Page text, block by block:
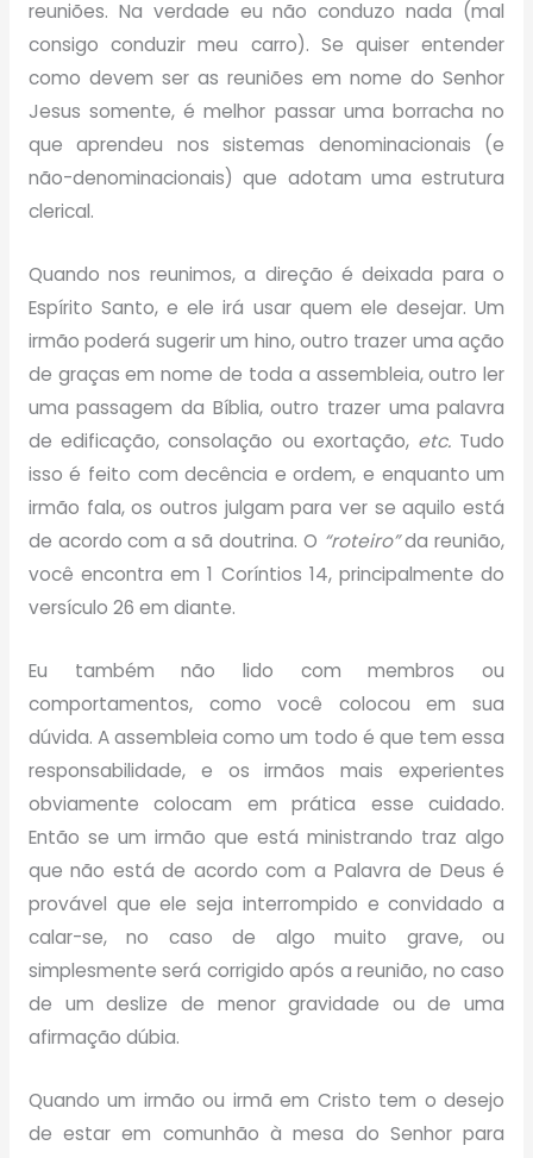
reuniões. Na verdade eu não conduzo nada (mal
consigo conduzir meu carro). Se quiser entender
como devem ser as reuniões em nome do Senhor
Jesus somente, é melhor passar uma borracha no
que aprendeu nos sistemas denominacionais (e
não-denominacionais) que adotam uma estrutura
clerical.
Quando nos reunimos, a direção é deixada para o
Espírito Santo, e ele irá usar quem ele desejar. Um
irmão poderá sugerir um hino, outro trazer uma ação
de graças em nome de toda a assembleia, outro ler
uma passagem da Bíblia, outro trazer uma palavra
de edificação, consolação ou exortação, etc.Tudo
isso é feito com decência e ordem, e enquanto um
irmão fala, os outros julgam para ver se aquilo está
de acordo com a sã doutrina. O “roteiro”da reunião,
você encontra em 1 Coríntios 14, principalmente do
versículo 26 em diante.
Eu também não lido com membros ou
comportamentos, como você colocou em sua
dúvida. A assembleia como um todo é que tem essa
responsabilidade, e os irmãos mais experientes
obviamente colocam em prática esse cuidado.
Então se um irmão que está ministrando traz algo
que não está de acordo com a Palavra de Deus é
provável que ele seja interrompido e convidado a
calar-se, no caso de algo muito grave, ou
simplesmente será corrigido após a reunião, no caso
de um deslize de menor gravidade ou de uma
afirmação dúbia.
Quando um irmão ou irmã em Cristo tem o desejo
de estar em comunhão à mesa do Senhor para